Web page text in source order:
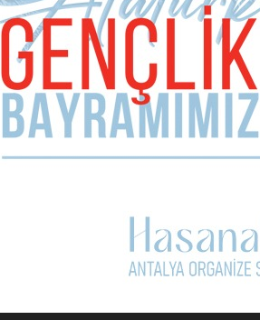
sürtülmeye başladı bile…
Perşembe günü toplanıyor.
İnce de Disiplin Kurulu’na sevk edilsin.
MYK toplantısına kadar